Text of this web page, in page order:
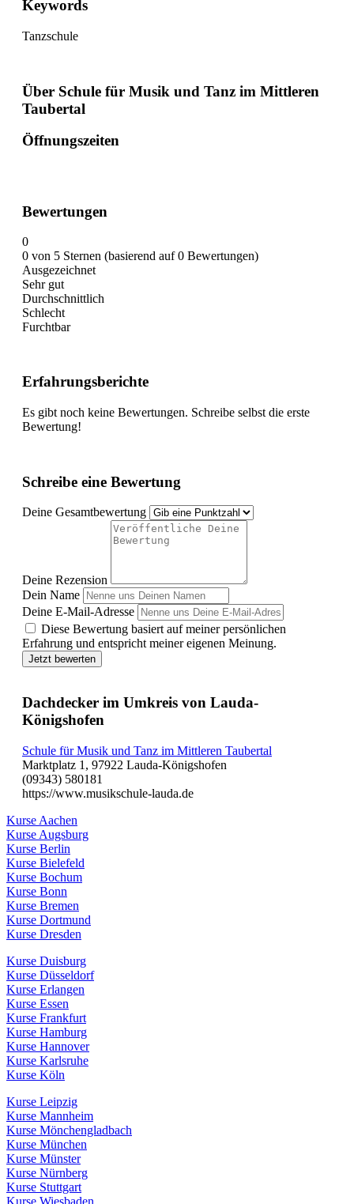
Keywords
Tanzschule
Über Schule für Musik und Tanz im Mittleren
Taubertal
Öffnungszeiten
Bewertungen
0
0 von 5 Sternen (basierend auf 0 Bewertungen)
Ausgezeichnet
Sehr gut
Durchschnittlich
Schlecht
Furchtbar
Erfahrungsberichte
Es gibt noch keine Bewertungen. Schreibe selbst die erste
Bewertung!
Schreibe eine Bewertung
Deine Gesamtbewertung
Deine Rezension
Dein Name
Deine E-Mail-Adresse
Diese Bewertung basiert auf meiner persönlichen
Erfahrung und entspricht meiner eigenen Meinung.
Jetzt bewerten
Dachdecker im Umkreis von Lauda-
Königshofen
Schule für Musik und Tanz im Mittleren Taubertal
Marktplatz 1, 97922 Lauda-Königshofen
(09343) 580181
https://www.musikschule-lauda.de
Kurse Aachen
Kurse Augsburg
Kurse Berlin
Kurse Bielefeld
Kurse Bochum
Kurse Bonn
Kurse Bremen
Kurse Dortmund
Kurse Dresden
Kurse Duisburg
Kurse Düsseldorf
Kurse Erlangen
Kurse Essen
Kurse Frankfurt
Kurse Hamburg
Kurse Hannover
Kurse Karlsruhe
Kurse Köln
Kurse Leipzig
Kurse Mannheim
Kurse Mönchengladbach
Kurse München
Kurse Münster
Kurse Nürnberg
Kurse Stuttgart
Kurse Wiesbaden